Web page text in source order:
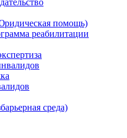
помощь)
реабилитации
среда)